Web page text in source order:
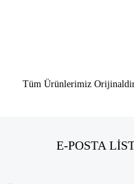
Tüm Ürünlerimiz
E-POSTA